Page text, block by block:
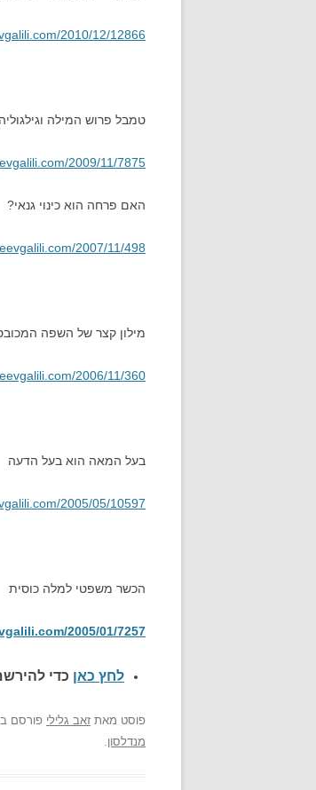
2010/12/12866
טמבל פרוש המילה וגילגוליה
2009/11/7875
האם פרחה הוא כינוי גנאי?
2007/11/498
מילון קצר של השפה
2006/11/360
בעל המאה הוא בעל הדעה
2005/05/10597
הכשר משפטי למלה כוסית
2005/01/7257
לחץ כאן כדי
פוסט מאת זאב גלילי פורסם
מנדלסון.